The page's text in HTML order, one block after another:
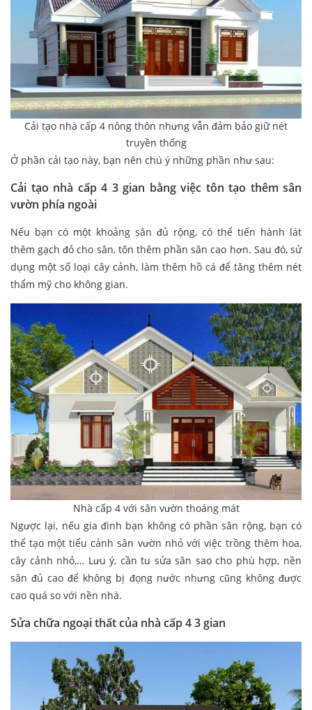
Cải tạo nhà cấp 4 nông thôn nhưng vẫn đảm bảo giữ nét
truyền thống
Ở phần cải tạo này, bạn nên chú ý những phần như sau:
Cải tạo nhà cấp 4 3 gian bằng việc tôn tạo thêm sân
vườn phía ngoài
Nếu bạn có một khoảng sân đủ rộng, có thể tiến hành lát
thêm gạch đỏ cho sân, tôn thêm phần sân cao hơn. Sau đó, sử
dụng một số loại cây cảnh, làm thêm hồ cá để tăng thêm nét
thẩm mỹ cho không gian.
Nhà cấp 4 với sân vườn thoáng mát
Ngược lại, nếu gia đình bạn không có phần sân rộng, bạn có
thể tạo một tiểu cảnh sân vườn nhỏ với việc trồng thêm hoa,
cây cảnh nhỏ,… Lưu ý, cần tu sửa sân sao cho phù hợp, nền
sân đủ cao để không bị đọng nước nhưng cũng không được
cao quá so với nền nhà.
Sửa chữa ngoại thất của nhà cấp 4 3 gian